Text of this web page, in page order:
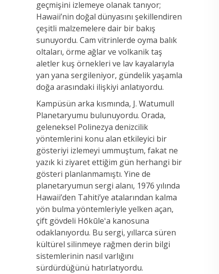
geçmişini izlemeye olanak tanıyor;
Hawaii’nin doğal dünyasını şekillendiren
çeşitli malzemelere dair bir bakış
sunuyordu. Cam vitrinlerde oyma balık
oltaları, örme ağlar ve volkanik taş
aletler kuş örnekleri ve lav kayalarıyla
yan yana sergileniyor, gündelik yaşamla
doğa arasındaki ilişkiyi anlatıyordu.
Kampüsün arka kısmında, J. Watumull
Planetaryumu bulunuyordu. Orada,
geleneksel Polinezya denizcilik
yöntemlerini konu alan etkileyici bir
gösteriyi izlemeyi ummuştum, fakat ne
yazık ki ziyaret ettiğim gün herhangi bir
gösteri planlanmamıştı. Yine de
planetaryumun sergi alanı, 1976 yılında
Hawaii’den Tahiti’ye atalarından kalma
yön bulma yöntemleriyle yelken açan,
çift gövdeli Hōkūleʻa kanosuna
odaklanıyordu. Bu sergi, yıllarca süren
kültürel silinmeye rağmen derin bilgi
sistemlerinin nasıl varlığını
sürdürdüğünü hatırlatıyordu.